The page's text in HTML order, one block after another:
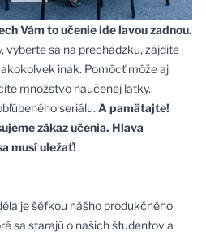
Vám to učenie ide ľavou zadnou.
vyberte sa na prechádzku, zájdite
inak. Pomôcť môže aj
množstvo naučenej látky.
seriálu. A pamätajte!
zákaz učenia. Hlava
musí uležať!
je šéfkou nášho produkčného
sa starajú o našich študentov a